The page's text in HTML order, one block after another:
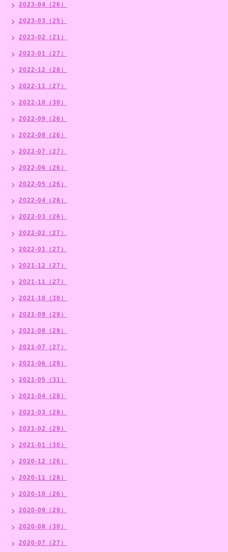
2023-04（26）
2023-03（25）
2023-02（21）
2023-01（27）
2022-12（28）
2022-11（27）
2022-10（30）
2022-09（26）
2022-08（26）
2022-07（27）
2022-06（26）
2022-05（26）
2022-04（28）
2022-03（26）
2022-02（27）
2022-01（27）
2021-12（27）
2021-11（27）
2021-10（30）
2021-09（29）
2021-08（29）
2021-07（27）
2021-06（29）
2021-05（31）
2021-04（28）
2021-03（28）
2021-02（29）
2021-01（30）
2020-12（26）
2020-11（28）
2020-10（26）
2020-09（29）
2020-08（30）
2020-07（27）